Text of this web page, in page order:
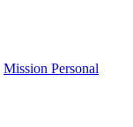
Mission Personal